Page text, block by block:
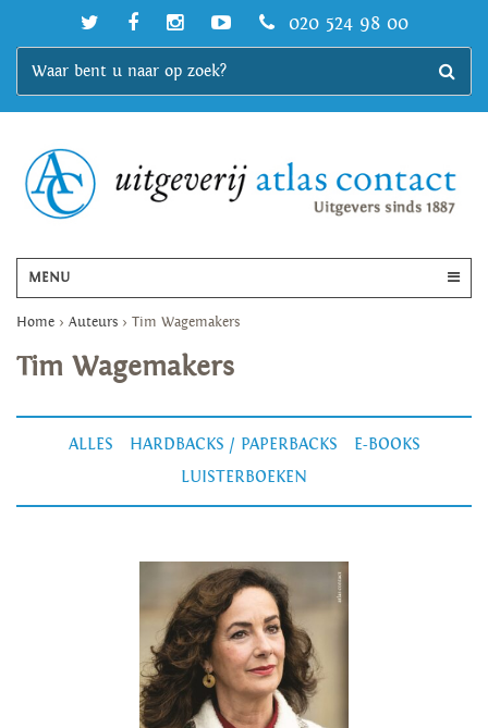
020 524 98 00
MENU
Home > Auteurs > Tim Wagemakers
Tim Wagemakers
ALLES HARDBACKS / PAPERBACKS
E-BOOKS
LUISTERBOEKEN